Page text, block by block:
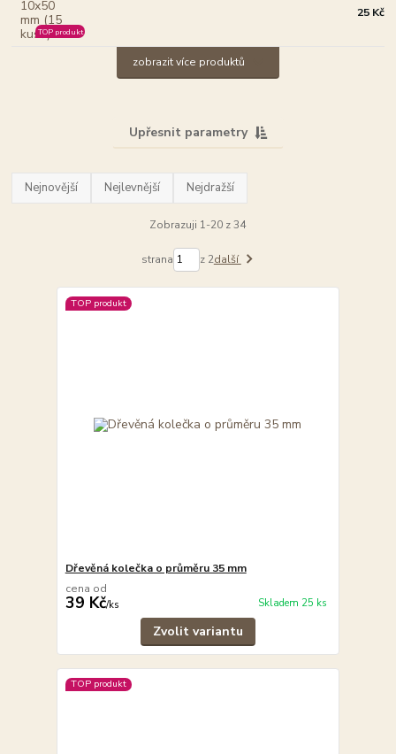
TOP produkt
25 Kč
zobrazit více produktů
Upřesnit parametry
Nejnovější Nejlevnější Nejdražší
Zobrazuji 1-20 z 34
strana z 2další
TOP produkt
Dřevěná kolečka o průměru 35 mm
cena od
39 Kč/ks Skladem 25 ks
Zvolit variantu
TOP produkt